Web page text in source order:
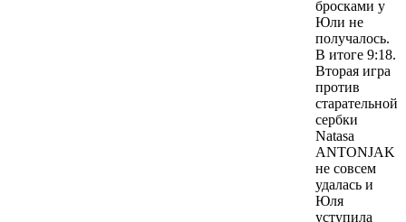
бросками у
Юли не
получалось.
В итоге 9:18.
Вторая игра
против
старательной
сербки
Natasa
ANTONJAK
не совсем
удалась и
Юля
уступила